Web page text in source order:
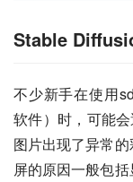
Stable
不少新手在使用
软件）时，可能
图片出现了异常
屏的原因一般包